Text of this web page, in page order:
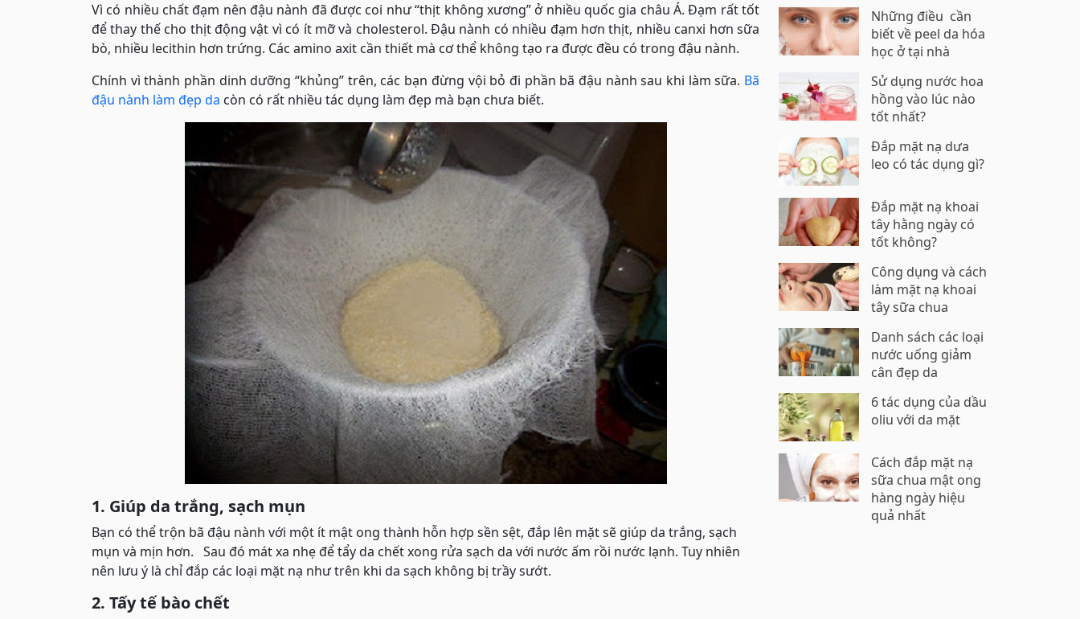
Vì có nhiều chất đạm nên đậu nành đã được coi như “thịt không xương” ở nhiều quốc gia châu Á. Đạm rất tốt
để thay thế cho thịt động vật vì có ít mỡ và cholesterol. Đậu nành có nhiều đạm hơn thịt, nhiều canxi hơn sữa
bò, nhiều lecithin hơn trứng. Các amino axit cần thiết mà cơ thể không tạo ra được đều có trong đậu nành.
Chính vì thành phần dinh dưỡng “khủng” trên, các bạn đừng vội bỏ đi phần bã đậu nành sau khi làm sữa. Bã
đậu nành làm đẹp da còn có rất nhiều tác dụng làm đẹp mà bạn chưa biết.
1. Giúp da trắng, sạch mụn
Bạn có thể trộn bã đậu nành với một ít mật ong thành hỗn hợp sền sệt, đắp lên mặt sẽ giúp da trắng, sạch
mụn và mịn hơn. Sau đó mát xa nhẹ để tẩy da chết xong rửa sạch da với nước ấm rồi nước lạnh. Tuy nhiên
nên lưu ý là chỉ đắp các loại mặt nạ như trên khi da sạch không bị trầy sướt.
2. Tấy tế bào chết
Những điều cần
biết về peel da hóa
học ở tại nhà
Sử dụng nước hoa
hồng vào lúc nào
tốt nhất?
Đắp mặt nạ dưa
leo có tác dụng gì?
Đắp mặt nạ khoai
tây hằng ngày có
tốt không?
Công dụng và cách
làm mặt nạ khoai
tây sữa chua
Danh sách các loại
nước uống giảm
cân đẹp da
6 tác dụng của dầu
oliu với da mặt
Cách đắp mặt nạ
sữa chua mật ong
hàng ngày hiệu
quả nhất